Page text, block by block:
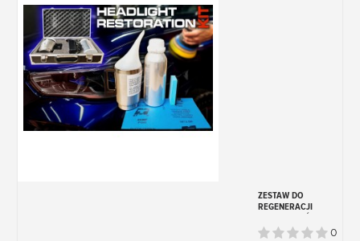
ZESTAW DO
REGENERACJI
SAMOCHODOWYCH0